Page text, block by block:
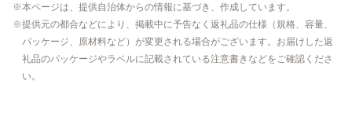
本ページは、提供自治体からの情報に基づき、作成しています。
提供元の都合などにより、掲載中に予告なく返礼品の仕様（規格、容量、
パッケージ、原材料など）が変更される場合がございます。お届けした返
礼品のパッケージやラベルに記載されている注意書きなどをご確認くださ
い。